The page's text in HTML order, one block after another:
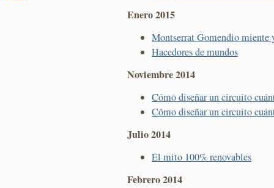
Enero 2015
Montserrat Gomendio miente
Hacedores de mundos
Noviembre 2014
Cómo diseñar un circuito
Cómo diseñar un circuito
Julio 2014
El mito 100% renovables
Febrero 2014